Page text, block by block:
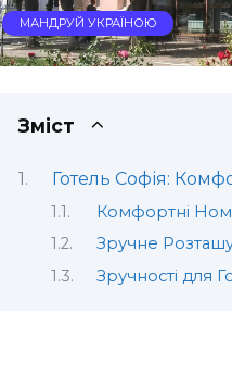
МАНДРУЙ УКРАЇНОЮ
Зміст
Готель Софія:
Комфортні
Зручне
Зручності для